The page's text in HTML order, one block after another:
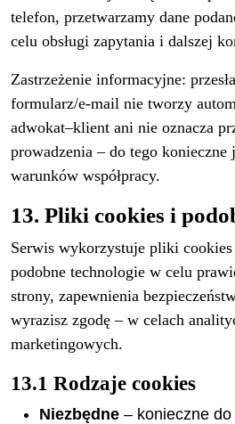
telefon, przetwarzamy dane
celu obsługi zapytania i dalszej
Zastrzeżenie informacyjne:
formularz/e-mail nie tworzy
adwokat–klient ani nie oznacza
prowadzenia – do tego konieczne
warunków współpracy.
13. Pliki cookies i
Serwis wykorzystuje pliki
podobne technologie w celu
strony, zapewnienia
wyrazisz zgodę – w celach
marketingowych.
13.1 Rodzaje cookies
Niezbędne – konieczne do